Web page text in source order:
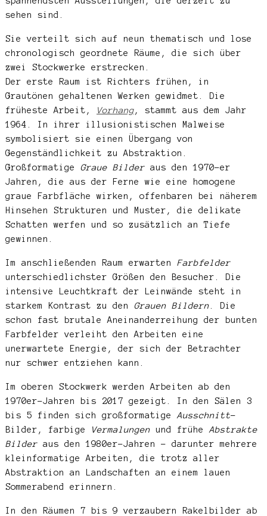
sehen sind.
Sie verteilt sich auf neun thematisch und lose
chronologisch geordnete Räume, die sich über
zwei Stockwerke erstrecken.
Der erste Raum ist Richters frühen, in
Grautönen gehaltenen Werken gewidmet. Die
früheste Arbeit,
Vorhang, stammt aus dem Jahr
1964. In ihrer illusionistischen Malweise
symbolisiert sie einen Übergang von
Gegenständlichkeit zu Abstraktion.
Großformatige Graue Bilderaus den 1970-er
Jahren, die aus der Ferne wie eine homogene
graue Farbfläche wirken, offenbaren bei näherem
Hinsehen Strukturen und Muster, die delikate
Schatten werfen und so zusätzlich an Tiefe
gewinnen.
Im anschließenden Raum erwarten Farbfelder
unterschiedlichster Größen den Besucher. Die
intensive Leuchtkraft der Leinwände steht in
starkem Kontrast zu den Grauen Bildern. Die
schon fast brutale Aneinanderreihung der bunten
Farbfelder verleiht den Arbeiten eine
unerwartete Energie, der sich der Betrachter
nur schwer entziehen kann.
Im oberen Stockwerk werden Arbeiten ab den
1970er-Jahren bis 2017 gezeigt. In den Sälen 3
bis 5 finden sich großformatige Ausschnitt-
Bilder, farbige
Vermalungenund frühe Abstrakte
Bilderaus den 1980er-Jahren – darunter mehrere
kleinformatige Arbeiten, die trotz aller
Abstraktion an Landschaften an einem lauen
Sommerabend erinnern.
In den Räumen 7 bis 9 verzaubern Rakelbilder ab